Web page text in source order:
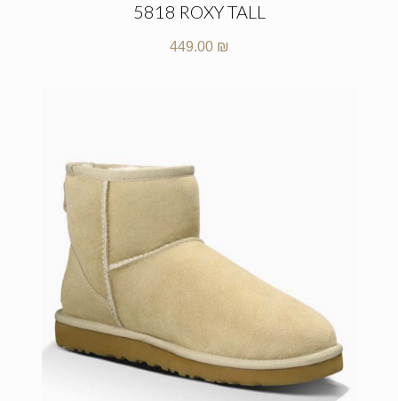
5818 ROXY TALL
449.00 ₪